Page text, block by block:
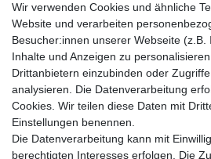
Wir verwenden Cookies und ähnliche
Website und verarbeiten
Besucher:innen unserer Webseite (z.B.
Inhalte und Anzeigen zu
Drittanbietern einzubinden oder
analysieren. Die Datenverarbeitung
Cookies. Wir teilen diese Daten mit
Einstellungen benennen.
Die Datenverarbeitung kann mit
berechtigten Interesses erfolgen. Die